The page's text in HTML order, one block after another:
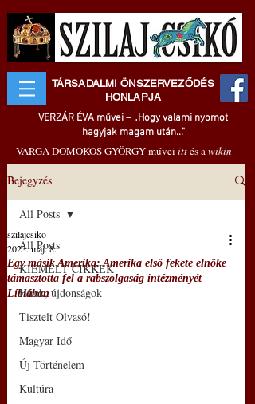
TÁRSADALMI ÖNSZERVEZŐDÉS
HONLAPJA
VERZÁR ÉVA művei – „Hogy valami nyomot
hagyjak magam után..."
VARGA DOMOKOS GYÖRGY művei ittés awikin
Bejegyzés
All Posts
KIEMELT CIKKEK
Hírek, újdonságok
Tisztelt Olvasó!
Magyar Idő
Új Történelem
Kultúra
All Posts
Egy másik Amerika: Amerika első fekete elnöke
támasztotta fel a rabszolgaság intézményét
Líbiában
szilajcsiko
2023. máj. 8.